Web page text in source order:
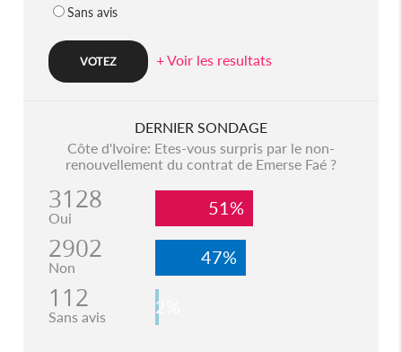
Sans avis
+ Voir les resultats
DERNIER SONDAGE
Côte d'Ivoire: Etes-vous surpris par le non-
renouvellement du contrat de Emerse Faé ?
3128
Oui 51%
2902
Non 47%
112
Sans avis 2%